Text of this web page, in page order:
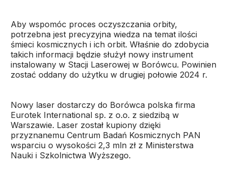
Aby wspomóc proces oczyszczania orbity,
potrzebna jest precyzyjna wiedza na temat ilości
śmieci kosmicznych i ich orbit. Właśnie do zdobycia
takich informacji będzie służył nowy instrument
instalowany w Stacji Laserowej w Borówcu. Powinien
zostać oddany do użytku w drugiej połowie 2024 r.
Nowy laser dostarczy do Borówca polska firma
Eurotek International sp. z o.o. z siedzibą w
Warszawie. Laser został kupiony dzięki
przyznanemu Centrum Badań Kosmicznych PAN
wsparciu o wysokości 2,3 mln zł z Ministerstwa
Nauki i Szkolnictwa Wyższego.